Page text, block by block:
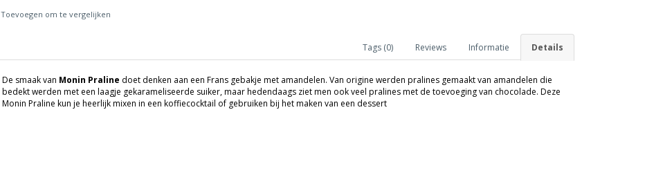
Toevoegen om te vergelijken
Details
Informatie
Reviews
Tags (0)
De smaak van Monin Praline doet denken aan een Frans gebakje met amandelen. Van origine werden pralines gemaakt van amandelen die
bedekt werden met een laagje gekarameliseerde suiker, maar hedendaags ziet men ook veel pralines met de toevoeging van chocolade. Deze
Monin Praline kun je heerlijk mixen in een koffiecocktail of gebruiken bij het maken van een dessert